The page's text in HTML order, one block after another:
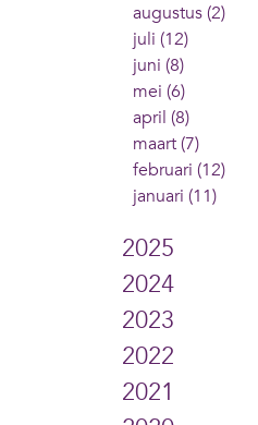
augustus (2)
juli (12)
juni (8)
mei (6)
april (8)
maart (7)
februari (12)
januari (11)
2025
2024
2023
2022
2021